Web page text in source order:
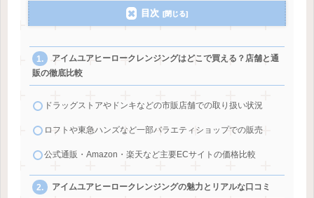
目次
アイムユアヒーロークレンジングはどこで買える？店舗と通
販の徹底比較
ドラッグストアやドンキなどの市販店舗での取り扱い状況
ロフトや東急ハンズなど一部バラエティショップでの販売
公式通販・Amazon・楽天など主要ECサイトの価格比較
アイムユアヒーロークレンジングの魅力とリアルな口コミ